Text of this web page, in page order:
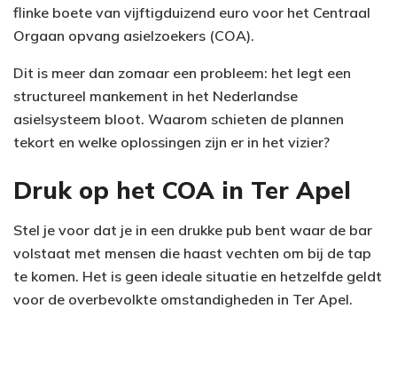
flinke boete van vijftigduizend euro voor het Centraal
Orgaan opvang asielzoekers (COA).
Dit is meer dan zomaar een probleem: het legt een
structureel mankement in het Nederlandse
asielsysteem bloot. Waarom schieten de plannen
tekort en welke oplossingen zijn er in het vizier?
Druk op het COA in Ter Apel
Stel je voor dat je in een drukke pub bent waar de bar
volstaat met mensen die haast vechten om bij de tap
te komen. Het is geen ideale situatie en hetzelfde geldt
voor de overbevolkte omstandigheden in Ter Apel.